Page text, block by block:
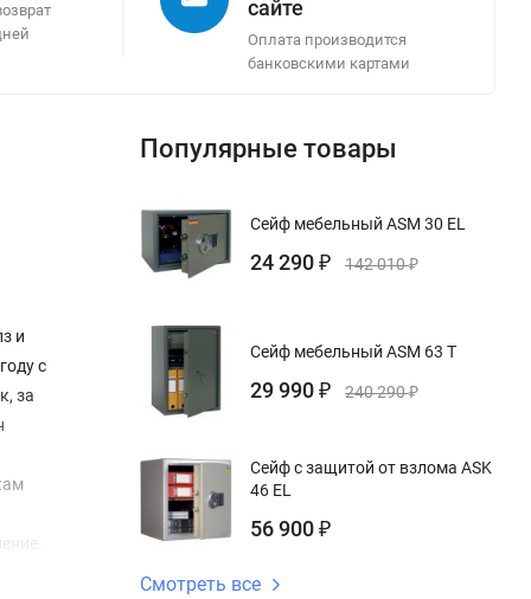
сайте
Оплата производится
банковскими картами
и
с
за
Популярные товары
Сейф мебельный ASM 30 EL
24 290 ₽ 142 010₽
Сейф мебельный ASM 63 T
29 990 ₽ 240 290₽
Сейф с защитой от взлома ASK
46 EL
56 900 ₽
Смотреть все